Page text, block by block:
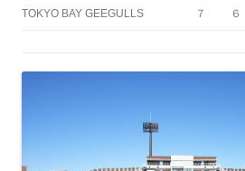
TOKYO BAY GEEGULLS ７ ６